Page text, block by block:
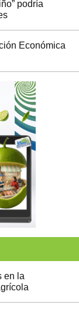
podría
Económica
en la